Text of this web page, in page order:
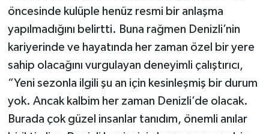
öncesinde kulüple henüz resmi bir anlaşma
yapılmadığını belirtti. Buna rağmen Denizli’nin
kariyerinde ve hayatında her zaman özel bir yere
sahip olacağını vurgulayan deneyimli çalıştırıcı,
“Yeni sezonla ilgili şu an için kesinleşmiş bir durum
yok. Ancak kalbim her zaman Denizli’de olacak.
Burada çok güzel insanlar tanıdım, önemli anılar